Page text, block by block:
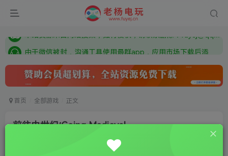
需要什么游戏请联系客服，若链接失效请联系客服，百度网盘边上的激活码也是解压密码
首页 全部游戏 正文
前往中世纪/Going Medieval